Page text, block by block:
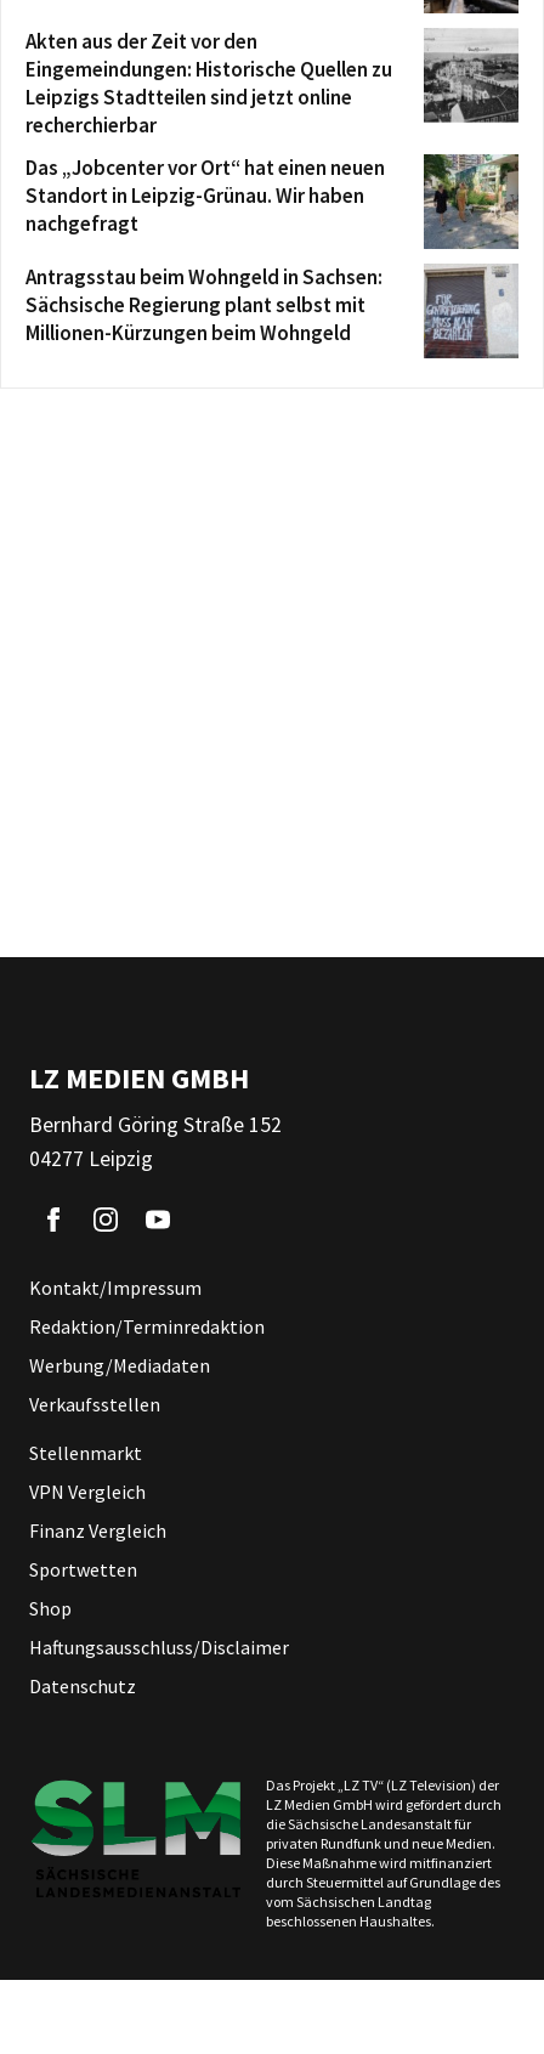
Akten aus der Zeit vor den
Eingemeindungen: Historische Quellen zu
Leipzigs Stadtteilen sind jetzt online
recherchierbar
Das „Jobcenter vor Ort“ hat einen neuen
Standort in Leipzig-Grünau. Wir haben
nachgefragt
Antragsstau beim Wohngeld in Sachsen:
Sächsische Regierung plant selbst mit
Millionen-Kürzungen beim Wohngeld
LZ MEDIEN GMBH
Bernhard Göring Straße 152
04277 Leipzig
Kontakt/Impressum
Redaktion/Terminredaktion
Werbung/Mediadaten
Verkaufsstellen
Stellenmarkt
VPN Vergleich
Finanz Vergleich
Sportwetten
Shop
Haftungsausschluss/Disclaimer
Datenschutz
Das Projekt „LZ TV“ (LZ Television) der
LZ Medien GmbH wird gefördert durch
die Sächsische Landesanstalt für
privaten Rundfunk und neue Medien.
Diese Maßnahme wird mitfinanziert
durch Steuermittel auf Grundlage des
vom Sächsischen Landtag
beschlossenen Haushaltes.